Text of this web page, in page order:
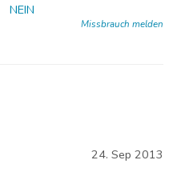
NEIN
Missbrauch melden
24. Sep 2013